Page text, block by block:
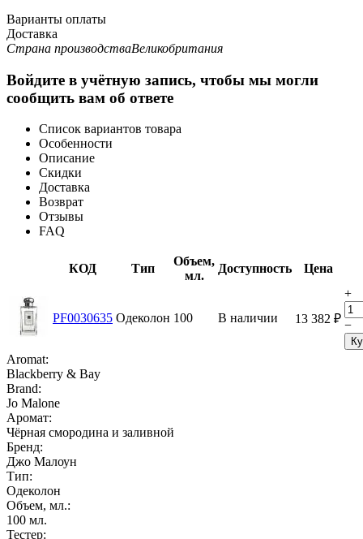
Варианты оплаты
Доставка
Страна производстваВеликобритания
Войдите в учётную запись, чтобы мы могли
сообщить вам об ответе
Список вариантов товара
Особенности
Описание
Скидки
Доставка
Возврат
Отзывы
FAQ
КОД Тип
Объем,
мл.
Доступность Цена
PF0030635 Одеколон 100 В наличии 13 382 ₽
+
−
Aromat:
Blackberry & Bay
Brand:
Jo Malone
Аромат:
Чёрная смородина и заливной
Бренд:
Джо Малоун
Тип:
Одеколон
Объем, мл.:
100 мл.
Тестер: